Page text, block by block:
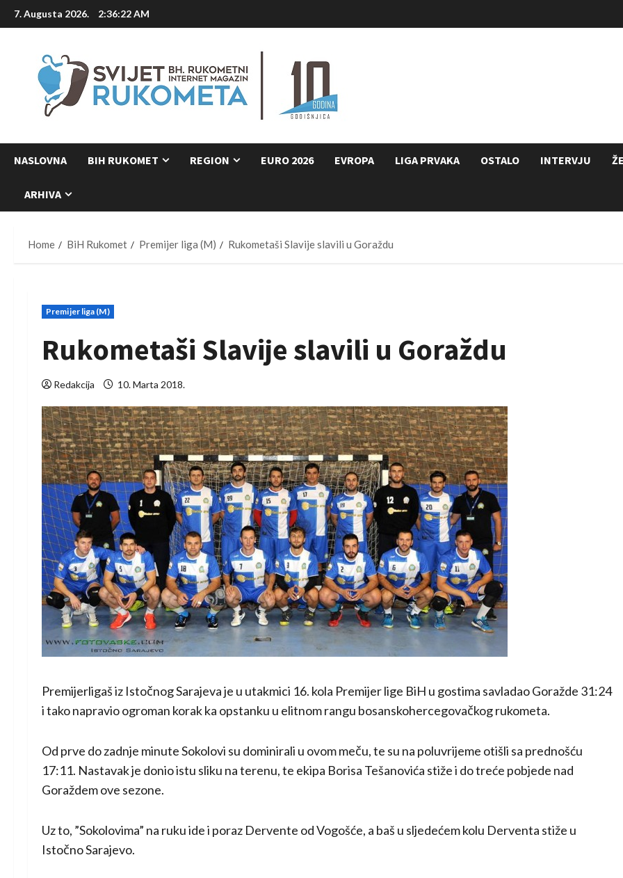
Skip
to
7. Augusta 2026. 2:36:23 AM
NASLOVNA BIH RUKOMET REGION EURO 2026 EVROPA LIGA PRVAKA OSTALO INTERVJU
ARHIVA
Home BiH Rukomet Premijer liga (M) Rukometaši Slavije slavili u Goraždu
Premijer liga (M)
Rukometaši Slavije slavili u Goraždu
Redakcija 10. Marta 2018.
Premijerligaš iz Istočnog Sarajeva je u utakmici 16. kola Premijer lige BiH u gostima savladao Goražde 31:24
i tako napravio ogroman korak ka opstanku u elitnom rangu bosanskohercegovačkog rukometa.
Od prve do zadnje minute Sokolovi su dominirali u ovom meču, te su na poluvrijeme otišli sa prednošću
17:11. Nastavak je donio istu sliku na terenu, te ekipa Borisa Tešanovića stiže i do treće pobjede nad
Goraždem ove sezone.
Uz to, ”Sokolovima” na ruku ide i poraz Dervente od Vogošće, a baš u sljedećem kolu Derventa stiže u
Istočno Sarajevo.